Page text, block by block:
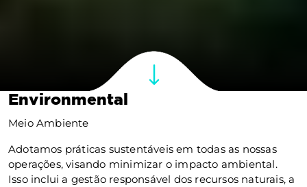
Environmental
Meio Ambiente
Adotamos práticas sustentáveis em todas as nossas
operações, visando minimizar o impacto ambiental.
Isso inclui a gestão responsável dos recursos naturais, a